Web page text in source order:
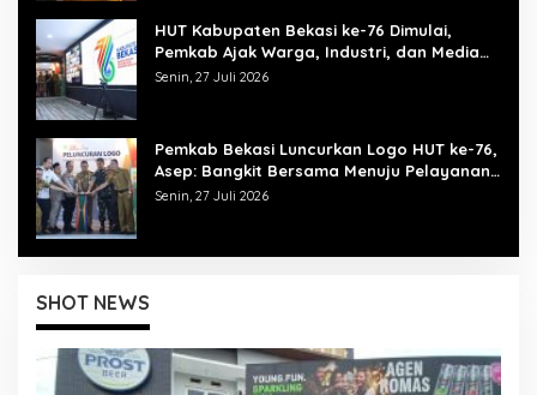
HUT Kabupaten Bekasi ke-76 Dimulai,
Pemkab Ajak Warga, Industri, dan Media
Kibarkan Semangat “Bangkit Bersama”
Senin, 27 Juli 2026
Pemkab Bekasi Luncurkan Logo HUT ke-76,
Asep: Bangkit Bersama Menuju Pelayanan
yang Lebih Baik
Senin, 27 Juli 2026
SHOT NEWS